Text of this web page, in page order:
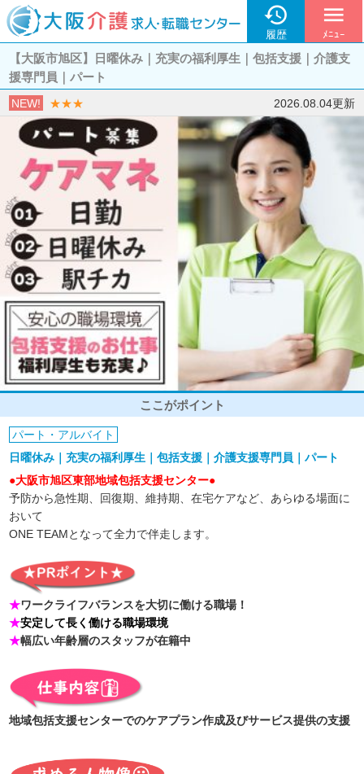

履歴
menu
ﾒﾆｭｰ
【大阪市旭区】日曜休み｜充実の福利厚生｜包括支援｜介護支
援専門員｜パート
NEW! ★★★ 2026.08.04更新
ここがポイント
パート・アルバイト
日曜休み｜充実の福利厚生｜包括支援｜介護支援専門員｜パート
●大阪市旭区東部地域包括支援センター●
予防から急性期、回復期、維持期、在宅ケアなど、あらゆる場面に
おいて
ONE TEAMとなって全力で伴走します。
★ワークライフバランスを大切に働ける職場！
★安定して長く働ける職場環境
★幅広い年齢層のスタッフが在籍中
地域包括支援センターでのケアプラン作成及びサービス提供の支援